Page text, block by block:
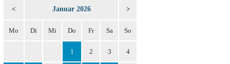
< Januar 2026 >
Mo Di Mi Do Fr Sa So
1 2 3 4